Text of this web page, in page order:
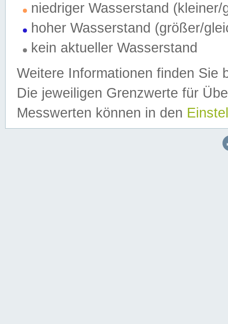
niedriger Wasserstand (kleiner/
hoher Wasserstand (größer/
kein aktueller Wasserstand
Weitere Informationen finden Sie
Die jeweiligen Grenzwerte für
Messwerten können in den